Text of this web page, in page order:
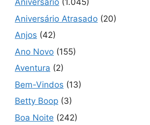
Aniversário (1.045)
Aniversário Atrasado (20)
Anjos (42)
Ano Novo (155)
Aventura (2)
Bem-Vindos (13)
Betty Boop (3)
Boa Noite (242)